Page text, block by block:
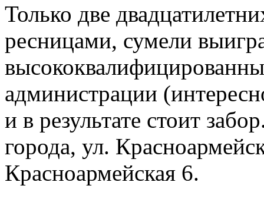
Только две
ресницами, сумели
администрации
и в результате стоит
города, ул.
Красноармейская 6.